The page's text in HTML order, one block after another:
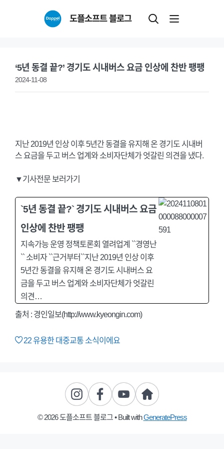
도플소프트 블로그
‘5년 동결 끝?’ 경기도 시내버스 요금 인상에 찬반 팽팽
2024-11-08
지난 2019년 인상 이후 5년간 동결을 유지해 온 경기도 시내버
스 요금을 두고 버스 업계와 소비자단체가 엇갈린 의견을 냈다.
▼기사전문 보러가기
`5년 동결 끝?` 경기도 시내버스 요금
인상에 찬반 팽팽
지속가능 운영 정책토론회 열려업계 ``경영난
`` 소비자 ``근거부터``지난 2019년 인상 이후
5년간 동결을 유지해 온 경기도 시내버스 요
금을 두고 버스 업계와 소비자단체가 엇갈린
의견…
출처 : 경인일보(http://www.kyeongin.com)
22유용한 대중교통 소식이에요
© 2026 도플소프트 블로그• Built withGeneratePress